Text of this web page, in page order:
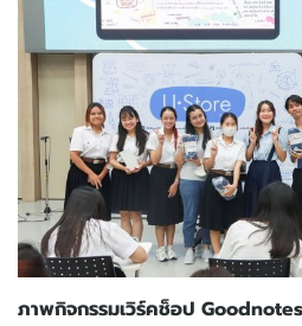
ภาพกิจกรรมเวิร์คช็อป